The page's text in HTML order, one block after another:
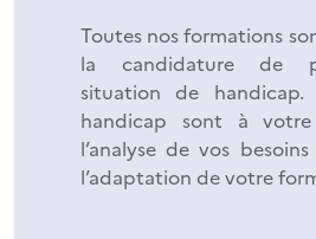
Toutes nos formations
la candidature de
situation de handicap.
handicap sont à
l’analyse de vos
l’adaptation de votre